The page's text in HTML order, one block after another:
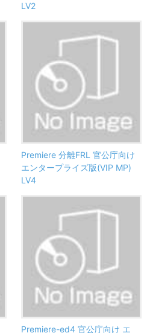
LV2
Premiere 分離FRL 官公庁向け
エンタープライズ版(VIP MP)
LV4
Premiere-ed4 官公庁向け エ